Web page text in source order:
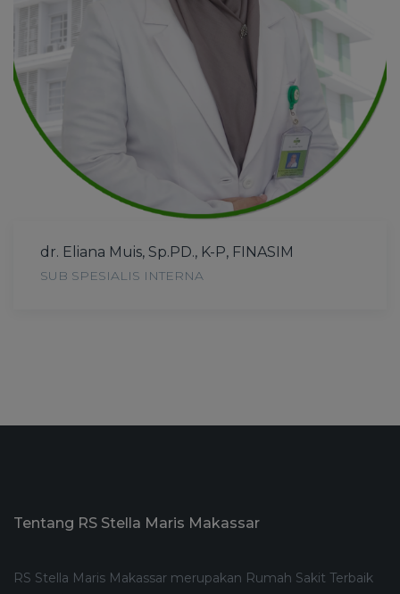
dr. Eliana Muis, Sp.PD., K-P, FINASIM
SUB SPESIALIS INTERNA
Tentang RS Stella Maris Makassar
RS Stella Maris Makassar merupakan Rumah Sakit Terbaik